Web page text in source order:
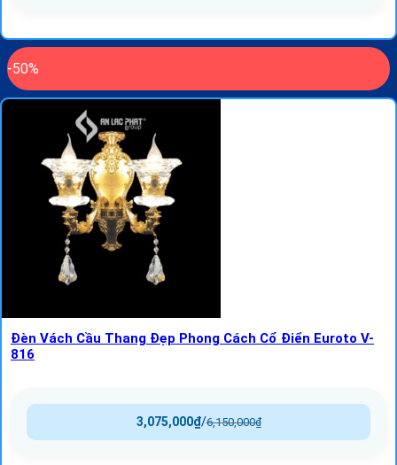
-50%
Đèn Vách Cầu Thang Đẹp Phong Cách Cổ Điển Euroto V-
816
6,150,000₫
/
3,075,000₫